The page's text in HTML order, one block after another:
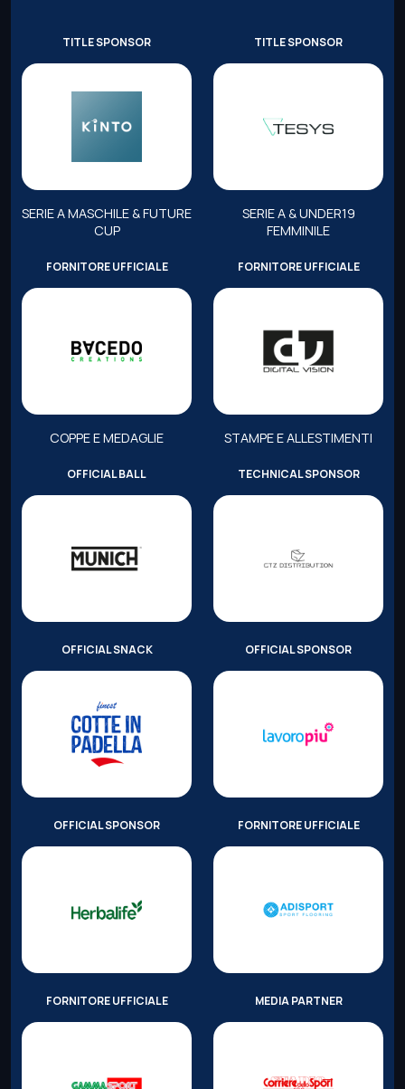
TITLE SPONSOR
SERIE A MASCHILE & FUTURE
CUP
TITLE SPONSOR
SERIE A & UNDER19
FEMMINILE
FORNITORE UFFICIALE
COPPE E MEDAGLIE
FORNITORE UFFICIALE
STAMPE E ALLESTIMENTI
OFFICIAL BALL TECHNICAL SPONSOR
OFFICIAL SNACK OFFICIAL SPONSOR
OFFICIAL SPONSOR FORNITORE UFFICIALE
FORNITORE UFFICIALE MEDIA PARTNER